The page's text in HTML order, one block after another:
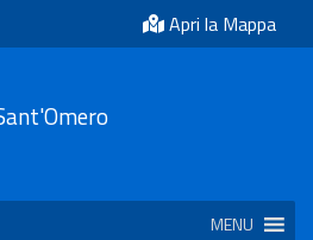
Apri la Mappa
MENU